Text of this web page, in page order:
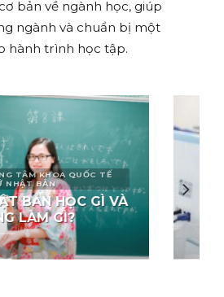
bản về ngành học, giúp
ngành và chuẩn bị một
hành trình học tập.
KINH TẾ KINH TẾ- XÃ HỘI
TRỊ DOANH NGHIỆP
LÀ GÌ? RA TRƯỜNG
LÀM GÌ?